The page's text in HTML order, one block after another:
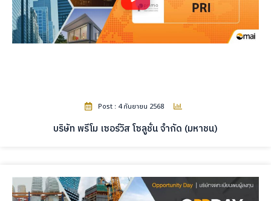
Post : 4 กันยายน 2568
บริษัท พรีโม เซอร์วิส โซลูชั่น จำกัด (มหาชน)